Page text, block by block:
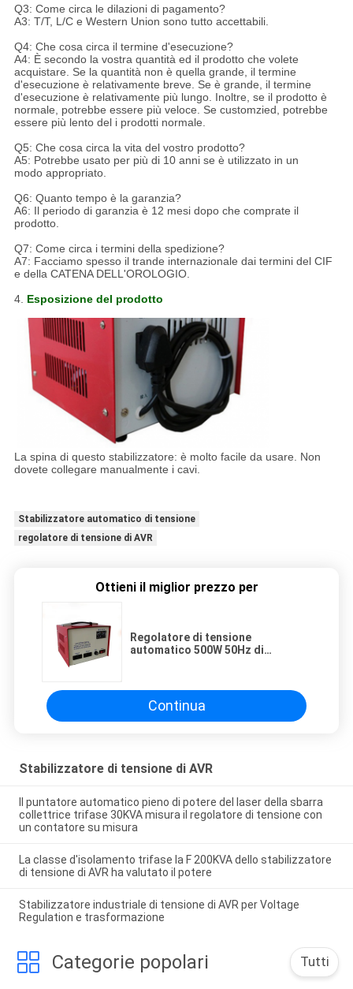
Q3: Come circa le dilazioni di pagamento?
A3: T/T, L/C e Western Union sono tutto accettabili.
Q4: Che cosa circa il termine d'esecuzione?
A4: È secondo la vostra quantità ed il prodotto che volete
acquistare. Se la quantità non è quella grande, il termine
d'esecuzione è relativamente breve. Se è grande, il termine
d'esecuzione è relativamente più lungo. Inoltre, se il prodotto è
normale, potrebbe essere più veloce. Se customzied, potrebbe
essere più lento del i prodotti normale.
Q5: Che cosa circa la vita del vostro prodotto?
A5: Potrebbe usato per più di 10 anni se è utilizzato in un
modo appropriato.
Q6: Quanto tempo è la garanzia?
A6: Il periodo di garanzia è 12 mesi dopo che comprate il
prodotto.
Q7: Come circa i termini della spedizione?
A7: Facciamo spesso il trande internazionale dai termini del CIF
e della CATENA DELL'OROLOGIO.
4. Esposizione del prodotto
La spina di questo stabilizzatore: è molto facile da usare. Non
dovete collegare manualmente i cavi.
Stabilizzatore automatico di tensione
regolatore di tensione di AVR
Ottieni il miglior prezzo per
Regolatore di tensione
automatico 500W 50Hz di
Continua
Stabilizzatore di tensione di AVR
Il puntatore automatico pieno di potere del laser della sbarra
collettrice trifase 30KVA misura il regolatore di tensione con
un contatore su misura
La classe d'isolamento trifase la F 200KVA dello stabilizzatore
di tensione di AVR ha valutato il potere
Stabilizzatore industriale di tensione di AVR per Voltage
Regulation e trasformazione
Categorie popolari Tutti